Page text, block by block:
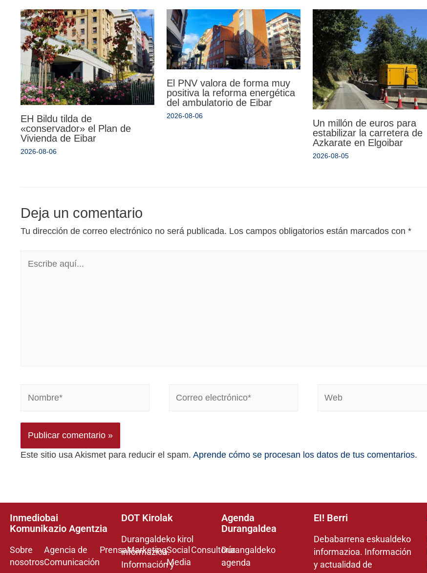
EH Bildu tilda de
«conservador» el Plan de
Vivienda de Eibar
2026-08-06
El PNV valora de forma muy
positiva la reforma energética
del ambulatorio de Eibar
2026-08-06
Un millón de euros para
estabilizar la carretera de
Azkarate en Elgoibar
2026-08-05
Deja un comentario
Tu dirección de correo electrónico no será publicada. Los campos obligatorios están marcados con *
Este sitio usa Akismet para reducir el spam. Aprende cómo se procesan los datos de tus comentarios.
Inmediobai
Komunikazio Agentzia
Sobre
nosotros
Agencia de
Comunicación
PrensaMarketingSocial
Media
Consultoría
DOT Kirolak
Durangaldeko kirol
informazioa.
Información y
Agenda
Durangaldea
Durangaldeko
agenda
EI! Berri
Debabarrena eskualdeko
informazioa. Información
y actualidad de